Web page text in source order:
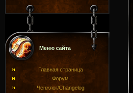
Меню сайта
Главная страница
Форум
Ченжлог/Changelog